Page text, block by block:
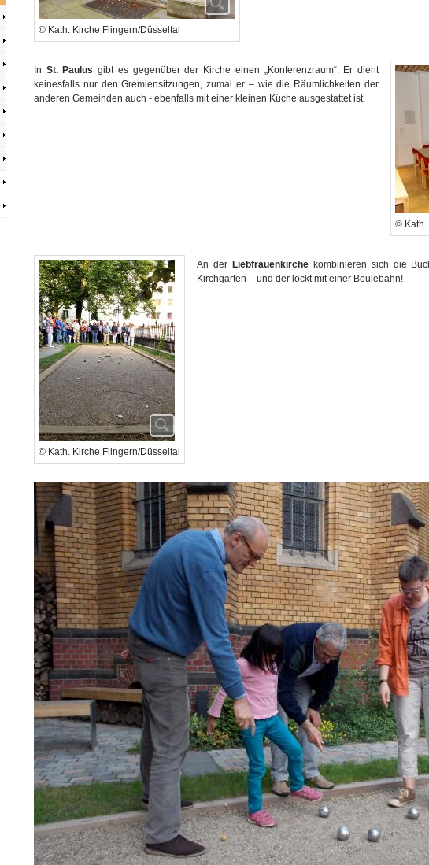
© Kath. Kirche Flingern/Düsseltal
© Kath.
In St. Paulus gibt es gegenüber der Kirche einen „Konferenzraum“: Er dient
keinesfalls nur den Gremiensitzungen, zumal er – wie die Räumlichkeiten der
anderen Gemeinden auch - ebenfalls mit einer kleinen Küche ausgestattet ist.
© Kath. Kirche Flingern/Düsseltal
An der Liebfrauenkirchekombinieren sich die
Kirchgarten – und der lockt mit einer Boulebahn!